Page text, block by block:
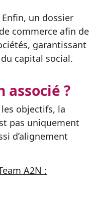
Enfin, un dossier
commerce afin de
garantissant
capital social.
?
les objectifs, la
pas uniquement
d’alignement
A2N :